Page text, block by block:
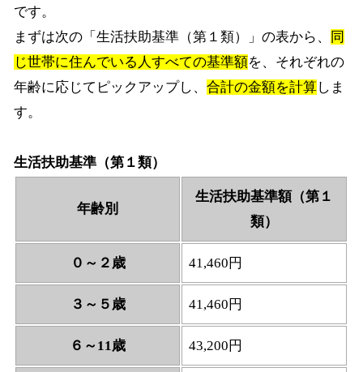
です。
まずは次の「生活扶助基準（第１類）」の表から、 同
じ世帯に住んでいる人すべての基準額を、それぞれの
年齢に応じてピックアップし、合計の金額を計算しま
す。
生活扶助基準（第１類）
年齢別
生活扶助基準額（第１
類）
０～２歳 41,460円
３～５歳 41,460円
６～11歳 43,200円